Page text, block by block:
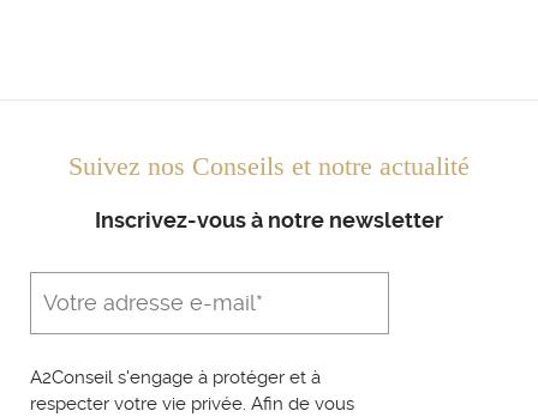
Suivez nos Conseils et notre actualité
Inscrivez-vous à notre newsletter
A2Conseil s'engage à protéger et à
respecter votre vie privée. Afin de vous